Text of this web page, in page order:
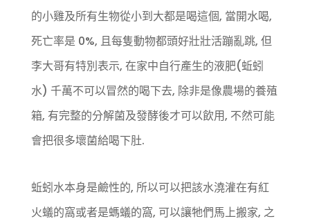
的小雞及所有生物從小到大都是喝這個, 當開水喝,
死亡率是 0%, 且每隻動物都頭好壯壯活蹦亂跳, 但
李大哥有特別表示, 在家中自行產生的液肥(蚯蚓
水) 千萬不可以冒然的喝下去, 除非是像農場的養殖
箱, 有完整的分解菌及發酵後才可以飲用, 不然可能
會把很多壞菌給喝下肚.
蚯蚓水本身是鹼性的, 所以可以把該水澆灌在有紅
火蟻的窩或者是螞蟻的窩, 可以讓牠們馬上搬家, 之